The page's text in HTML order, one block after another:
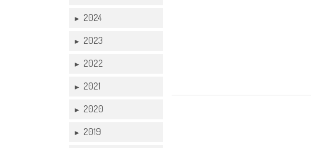
► 2024
► 2023
► 2022
► 2021
► 2020
► 2019